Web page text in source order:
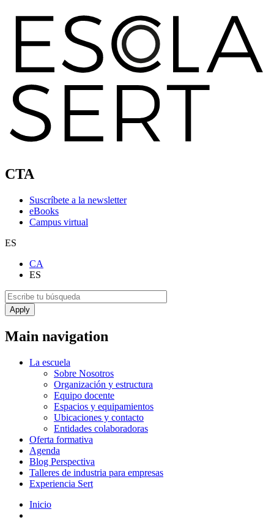
CTA
Suscríbete a la newsletter
eBooks
Campus virtual
ES
CA
ES
Main navigation
La escuela
Sobre Nosotros
Organización y estructura
Equipo docente
Espacios y equipamientos
Ubicaciones y contacto
Entidades colaboradoras
Oferta formativa
Agenda
Blog Perspectiva
Talleres de industria para empresas
Experiencia Sert
Inicio